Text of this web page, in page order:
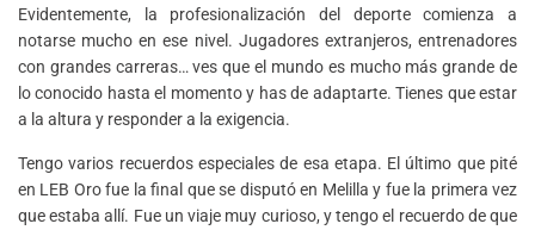
Evidentemente, la profesionalización del deporte comienza a
notarse mucho en ese nivel. Jugadores extranjeros, entrenadores
con grandes carreras… ves que el mundo es mucho más grande de
lo conocido hasta el momento y has de adaptarte. Tienes que estar
a la altura y responder a la exigencia.
Tengo varios recuerdos especiales de esa etapa. El último que pité
en LEB Oro fue la final que se disputó en Melilla y fue la primera vez
que estaba allí. Fue un viaje muy curioso, y tengo el recuerdo de que